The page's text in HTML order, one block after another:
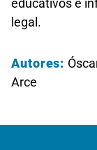
educativos e
legal.
Autores:
Arce